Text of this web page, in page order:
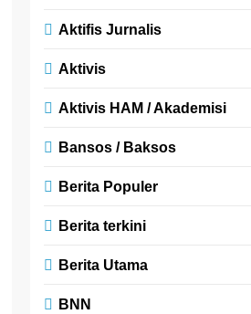
Aktifis Jurnalis
Aktivis
Aktivis HAM / Akademisi
Bansos / Baksos
Berita Populer
Berita terkini
Berita Utama
BNN